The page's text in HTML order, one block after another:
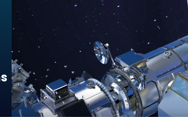
spatiale cislunaire